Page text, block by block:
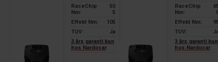
RaceChip
Nm:
50
5
Effekt Nm:
105
TUV:
Ja
3 års garanti kun
hos Nardocar
RaceChip
Nm:
Effekt Nm:
TUV:
3 års garanti kun
hos Nardocar